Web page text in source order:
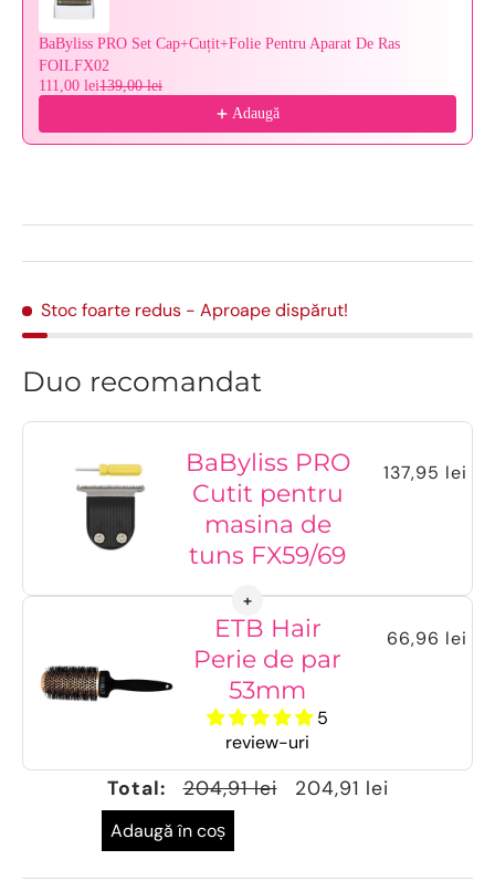
BaByliss PRO Set Cap+Cuțit+Folie Pentru Aparat De Ras
FOILFX02
111,00 lei139,00 lei
Adaugă
Stoc foarte redus - Aproape dispărut!
Duo recomandat
BaByliss PRO
Cutit pentru
masina de
tuns FX59/69
137,95 lei
ETB Hair
Perie de par
53mm
5
review-uri
66,96 lei
Total: 204,91 lei 204,91 lei
Adaugă în coș